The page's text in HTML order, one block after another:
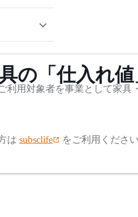
mm
~
~
の「仕入れ値
利用対象者を事業として家具
は subsclife をご利用ください